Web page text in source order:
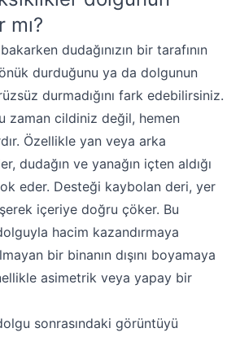
dudağınızın bir tarafının
durduğunu ya da dolgunun
durmadığını fark edebilirsiniz.
zaman cildiniz değil, hemen
Özellikle yan veya arka
dudağın ve yanağın içten aldığı
eder. Desteği kaybolan deri, yer
içeriye doğru çöker. Bu
hacim kazandırmaya
bir binanın dışını boyamaya
asimetrik veya yapay bir
sonrasındaki görüntüyü